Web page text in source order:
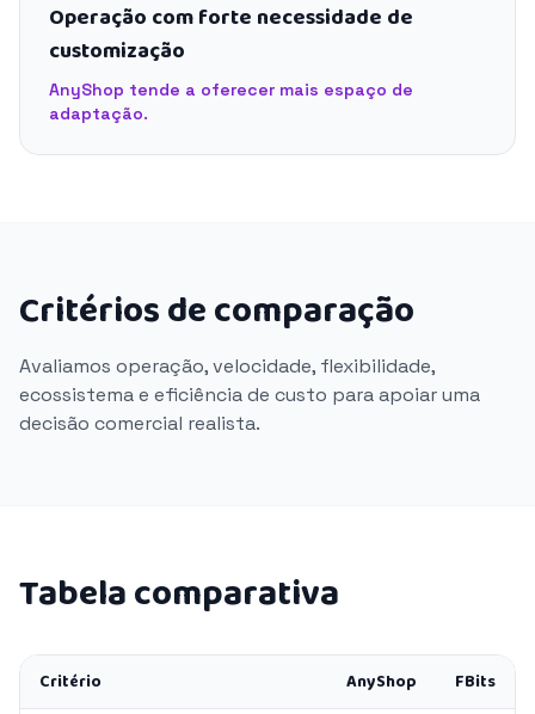
Operação com forte necessidade de
customização
AnyShop tende a oferecer mais espaço de
adaptação.
Critérios de comparação
Avaliamos operação, velocidade, flexibilidade,
ecossistema e eficiência de custo para apoiar uma
decisão comercial realista.
Tabela comparativa
Critério AnyShop FBits